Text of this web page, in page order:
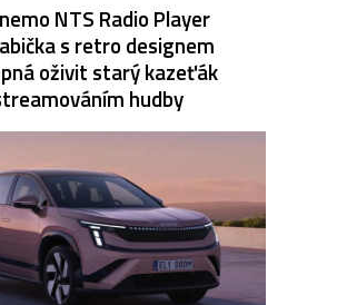
NTS Radio Player
s retro designem
oživit starý kazeťák
hudby